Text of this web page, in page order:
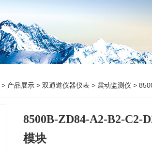
> 产品展示 > 双通道仪器仪表 > 震动监测仪 >
8500B-ZD84-A2-B2-C2-
模块